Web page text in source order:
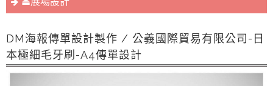
DM海報傳單設計製作 / 公義國際貿易有限公司-日
本極細毛牙刷-A4傳單設計